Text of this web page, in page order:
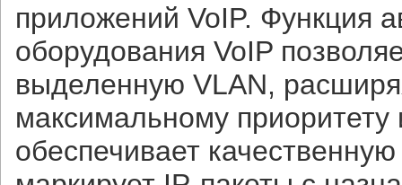
приложений VoIP. Функция
оборудования VoIP
выделенную VLAN,
максимальному
обеспечивает